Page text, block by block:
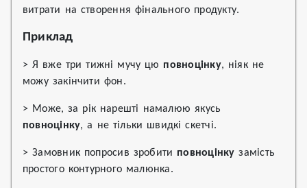
витрати на створення фінального продукту.
Приклад
> Я вже три тижні мучу цю повноцінку, ніяк не
можу закінчити фон.
> Може, за рік нарешті намалюю якусь
повноцінку, а не тільки швидкі скетчі.
> Замовник попросив зробити повноцінку замість
простого контурного малюнка.